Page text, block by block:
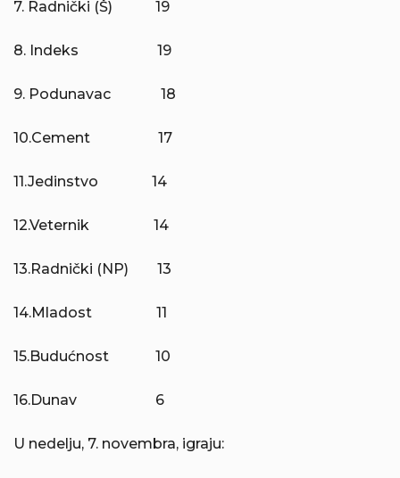
7. Radnički (Š) 19
8. Indeks 19
9. Podunavac 18
10.Cement 17
11.Jedinstvo 14
12.Veternik 14
13.Radnički (NP) 13
14.Mladost 11
15.Budućnost 10
16.Dunav 6
U nedelju, 7. novembra, igraju: